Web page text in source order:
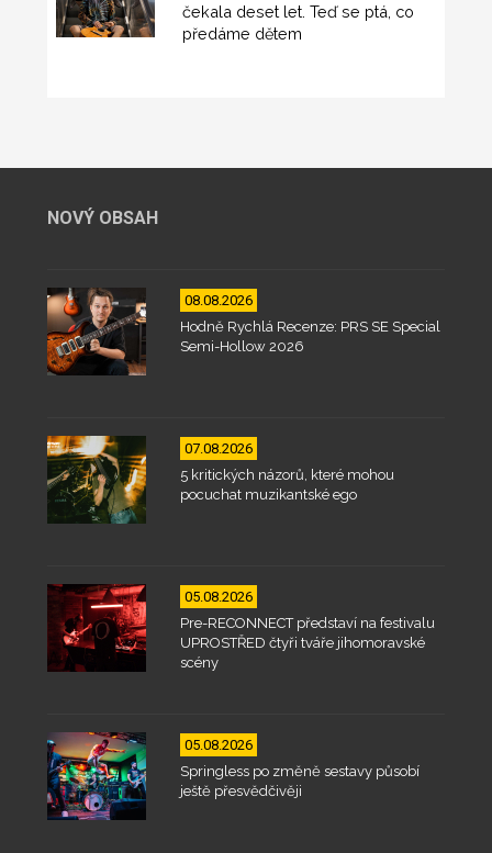
čekala deset let. Teď se ptá, co
předáme dětem
NOVÝ OBSAH
08.08.2026
Hodně Rychlá Recenze: PRS SE Special
Semi-Hollow 2026
07.08.2026
5 kritických názorů, které mohou
pocuchat muzikantské ego
05.08.2026
Pre-RECONNECT představí na festivalu
UPROSTŘED čtyři tváře jihomoravské
scény
05.08.2026
Springless po změně sestavy působí
ještě přesvědčivěji